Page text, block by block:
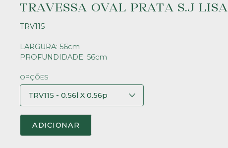
TRAVESSA OVAL PRATA S.J LISA
TRV115
LARGURA: 56cm
PROFUNDIDADE: 56cm
OPÇÕES
ADICIONAR